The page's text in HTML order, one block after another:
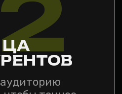
единую